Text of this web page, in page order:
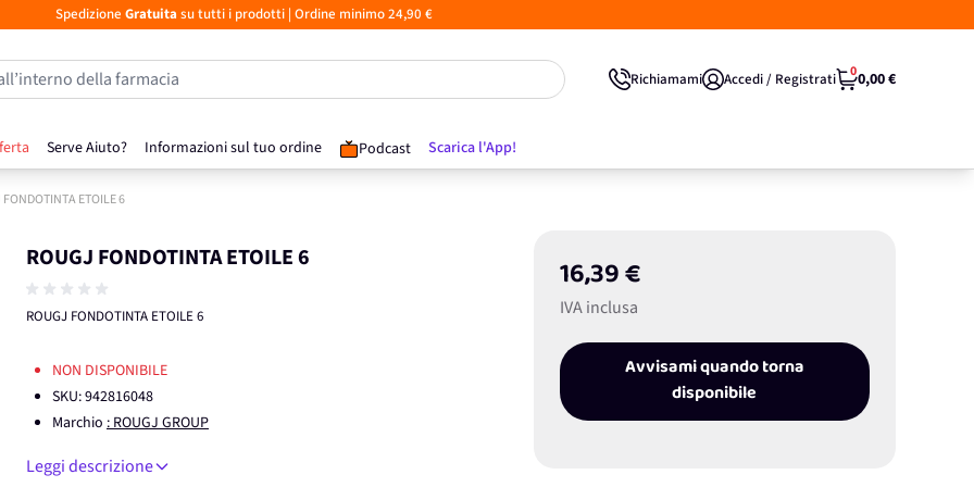
Spedizione Gratuita su tutti i prodotti| Ordine minimo 24,90 €
Serve Aiuto? Informazioni sul tuo ordine Podcast Scarica l'App!
della farmacia Richiamami Accedi / Registrati 00,00 €
FONDOTINTA ETOILE 6
ROUGJ FONDOTINTA ETOILE 6
ROUGJ FONDOTINTA ETOILE 6
16,39 €
IVA inclusa
Avvisami quando torna
disponibile
NON DISPONIBILE
SKU:942816048
Marchio : ROUGJ GROUP
Leggi descrizione